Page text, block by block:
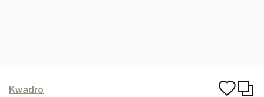
Kwadro